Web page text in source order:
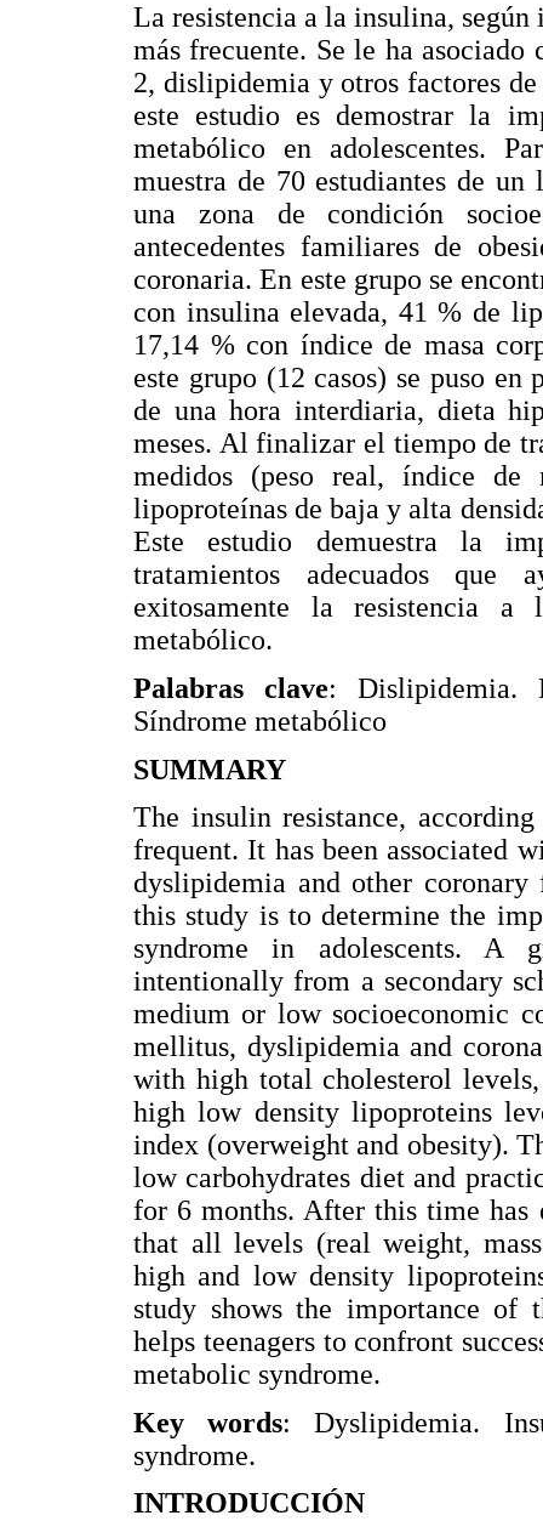
La resistencia a la insulina,
más frecuente. Se le ha
2, dislipidemia y otros factores
este estudio es demostrar la
metabólico en adolescentes.
muestra de 70 estudiantes de
una zona de condición
antecedentes familiares de
coronaria. En este grupo se
con insulina elevada, 41 % de
17,14 % con índice de masa
este grupo (12 casos) se puso
de una hora interdiaria, dieta
meses. Al finalizar el tiempo de
medidos (peso real, índice de
lipoproteínas de baja y alta
Este estudio demuestra la
tratamientos adecuados que
exitosamente la resistencia
metabólico.
Palabras clave: Dislipidemia.
Síndrome metabólico
SUMMARY
The insulin resistance,
frequent. It has been associated
dyslipidemia and other
this study is to determine the
syndrome in adolescents. A
intentionally from a secondary
medium or low socioeconomic
mellitus, dyslipidemia and
with high total cholesterol
high low density lipoproteins
index (overweight and obesity).
low carbohydrates diet and
for 6 months. After this time has
that all levels (real weight,
high and low density
study shows the importance of
helps teenagers to confront
metabolic syndrome.
Key words: Dyslipidemia.
syndrome.
INTRODUCCIÓN